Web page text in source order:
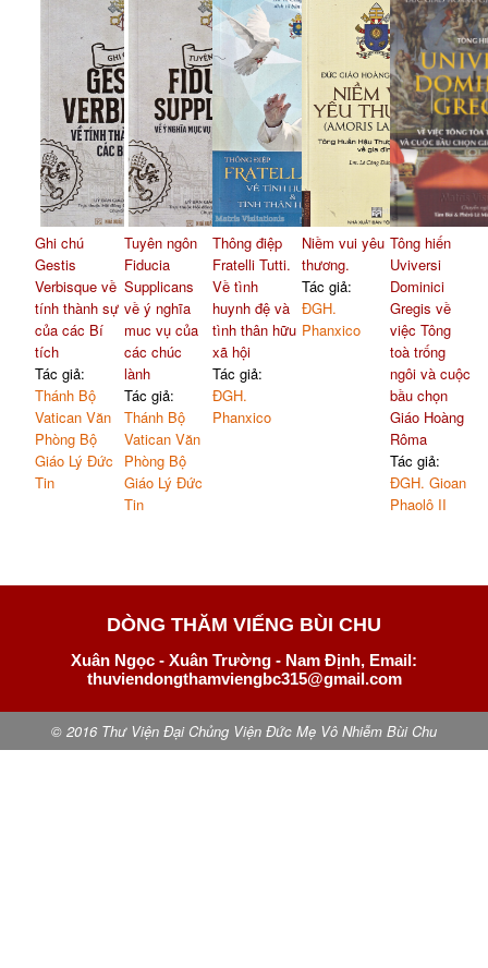
Ghi chú
Gestis
Verbisque về
tính thành sự
của các Bí
tích
Tác giả:
Thánh Bộ
Vatican Văn
Phòng Bộ
Giáo Lý Đức
Tin
Tuyên ngôn
Fiducia
Supplicans
về ý nghĩa
muc vụ của
các chúc
lành
Tác giả:
Thánh Bộ
Vatican Văn
Phòng Bộ
Giáo Lý Đức
Tin
Thông điệp
Fratelli Tutti.
Về tình
huynh đệ và
tình thân hữu
xã hội
Tác giả:
ĐGH.
Phanxico
Niềm vui yêu
thương.
Tác giả:
ĐGH.
Phanxico
Tông hiến
Uviversi
Dominici
Gregis về
việc Tông
toà trống
ngôi và cuộc
bầu chọn
Giáo Hoàng
Rôma
Tác giả:
ĐGH. Gioan
Phaolô II
DÒNG THĂM VIẾNG BÙI CHU
Xuân Ngọc - Xuân Trường - Nam Định, Email:
thuviendongthamviengbc315@gmail.com
© 2016 Thư Viện Đại Chủng Viện Đức Mẹ Vô Nhiễm Bùi Chu